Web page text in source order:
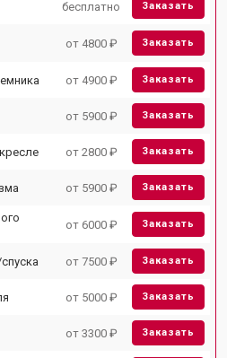
бесплатно Заказать
от 4800 ₽ Заказать
от 4900 ₽ Заказать
от 5900 ₽ Заказать
от 2800 ₽ Заказать
от 5900 ₽ Заказать
от 6000 ₽ Заказать
от 7500 ₽ Заказать
от 5000 ₽ Заказать
от 3300 ₽ Заказать